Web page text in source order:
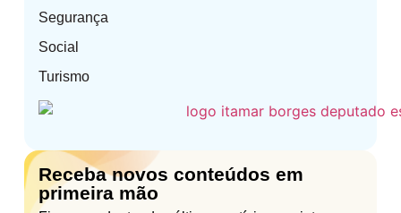
Segurança
Social
Turismo
Receba novos conteúdos em
primeira mão